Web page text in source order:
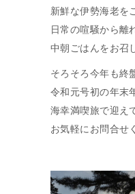
新鮮な伊勢海老を
日常の喧騒から離
中朝ごはんをお召
そろそろ今年も終
令和元号初の年末
海幸満喫旅で迎え
お気軽にお問合せ